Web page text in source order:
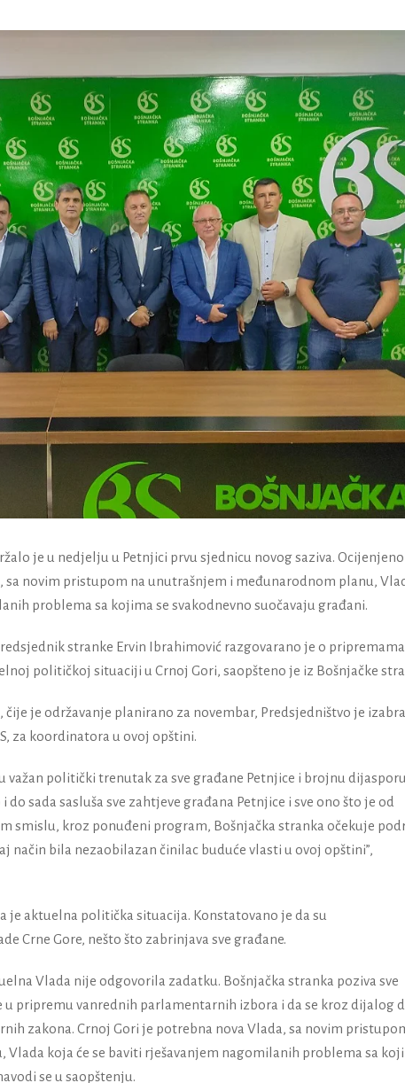
je u nedjelju u Petnjici prvu sjednicu novog saziva.
sa novim pristupom na unutrašnjem i međunarodnom planu,
problema sa kojima se svakodnevno suočavaju građani.
stranke Ervin Ibrahimović razgovarano je o
političkoj situaciji u Crnoj Gori, saopšteno je iz Bošnjačke
je održavanje planirano za novembar, Predsjedništvo je
za koordinatora u ovoj opštini.
važan politički trenutak za sve građane Petnjice i brojnu
do sada sasluša sve zahtjeve građana Petnjice i sve ono što je od
smislu, kroz ponuđeni program, Bošnjačka stranka očekuje
način bila nezaobilazan činilac buduće vlasti u ovoj opštini”,
je aktuelna politička situacija. Konstatovano je da su
Crne Gore, nešto što zabrinjava sve građane.
Vlada nije odgovorila zadatku. Bošnjačka stranka poziva sve
u pripremu vanrednih parlamentarnih izbora i da se kroz dijalog
zakona. Crnoj Gori je potrebna nova Vlada, sa novim
koja će se baviti rješavanjem nagomilanih problema sa
se u saopštenju.